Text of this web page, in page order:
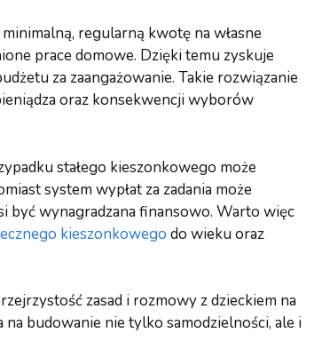
regularną kwotę na własne
prace domowe. Dzięki temu zyskuje
za zaangażowanie. Takie rozwiązanie
oraz konsekwencji wyborów
stałego kieszonkowego może
system wypłat za zadania może
być wynagradzana finansowo. Warto więc
kieszonkowego do wieku oraz
zasad i rozmowy z dzieckiem na
budowanie nie tylko samodzielności, ale i